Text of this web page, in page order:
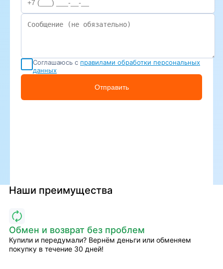
Соглашаюсь с правилами обработки персональных
данных
Отправить
Наши преимущества
Обмен и возврат без проблем
Купили и передумали? Вернём деньги или обменяем
покупку в течение 30 дней!